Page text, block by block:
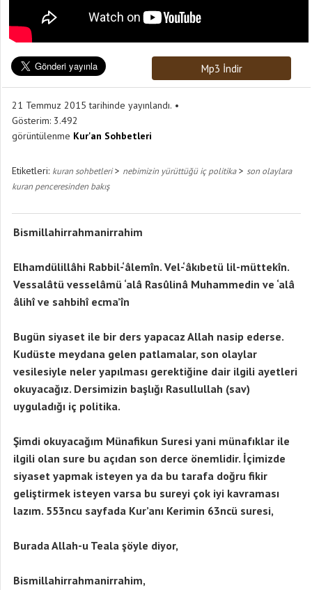
Mp3 İndir
21 Temmuz 2015 tarihinde yayınlandı.
Gösterim: 3.492
görüntülenme Kur'an Sohbetleri
Etiketleri: kuran sohbetleri> nebimizin yürüttüğü iç politika> son olaylara
kuran penceresinden bakış
Bismillahirrahmanirrahim
Elhamdülillâhi Rabbil-‘âlemîn. Vel-‘âkıbetü lil-müttekîn.
Vessalâtü vesselâmü ‘alâ Rasûlinâ Muhammedin ve ‘alâ
âlihî ve sahbihî ecma’în
Bugün siyaset ile bir ders yapacaz Allah nasip ederse.
Kudüste meydana gelen patlamalar, son olaylar
vesilesiyle neler yapılması gerektiğine dair ilgili ayetleri
okuyacağız. Dersimizin başlığı Rasullullah (sav)
uyguladığı iç politika.
Şimdi okuyacağım Münafikun Suresi yani münafıklar ile
ilgili olan sure bu açıdan son derce önemlidir. İçimizde
siyaset yapmak isteyen ya da bu tarafa doğru fikir
geliştirmek isteyen varsa bu sureyi çok iyi kavraması
lazım. 553ncu sayfada Kur’anı Kerimin 63ncü suresi,
Burada Allah-u Teala şöyle diyor,
Bismillahirrahmanirrahim,